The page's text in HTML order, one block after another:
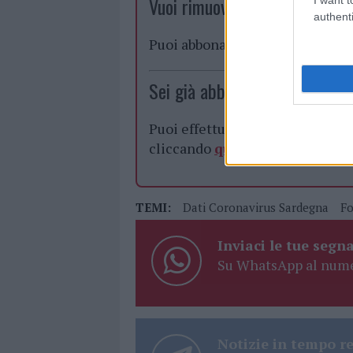
Vuoi rimuovere le pubblicità
Puoi abbonarti a
Sei già abbonato?
Puoi effettuare l'accesso
cliccando qui
TEMI: Dati Coronavirus Sardegna
Inviaci le tue
Su WhatsApp al
Notizie in tempo